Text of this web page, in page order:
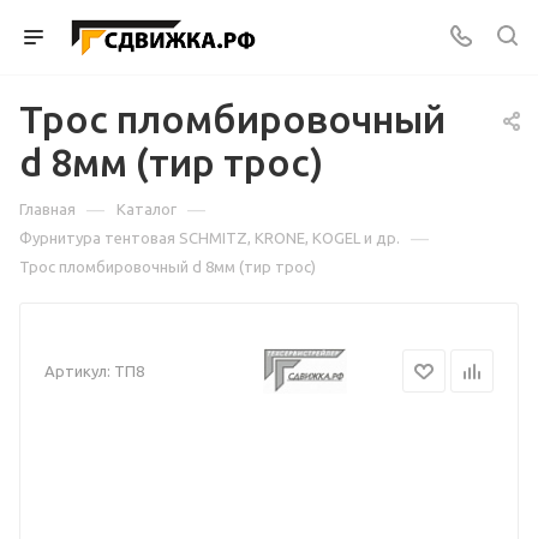
Трос пломбировочный
d 8мм (тир трос)
Главная — Каталог —
Фурнитура тентовая SCHMITZ, KRONE, KOGEL и др. —
Трос пломбировочный d 8мм (тир трос)
Артикул: ТП8